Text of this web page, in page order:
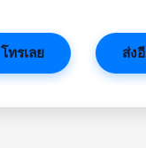
โทรเลย ส่ง